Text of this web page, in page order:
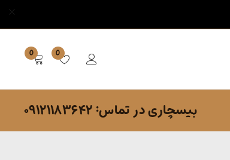
0
0
بیسچاری در تماس: ۰۹۱۲۱۱۸۳۶۴۲